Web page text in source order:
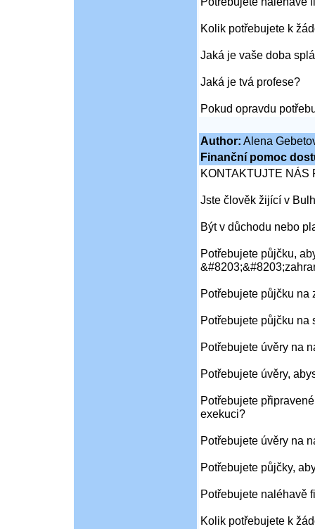
Kolik potřebujete k
Jaká je vaše doba
Jaká je tvá profese?
Pokud opravdu
Author: Alena
Finanční pomoc
KONTAKTUJTE NÁS
Jste člověk žijící v
Být v důchodu nebo
Potřebujete půjčku,
Potřebujete půjčku na
Potřebujete půjčku na
Potřebujete úvěry na
Potřebujete úvěry,
Potřebujete
exekuci?
Potřebujete úvěry na
Potřebujete půjčky,
Potřebujete naléhavě
Kolik potřebujete k